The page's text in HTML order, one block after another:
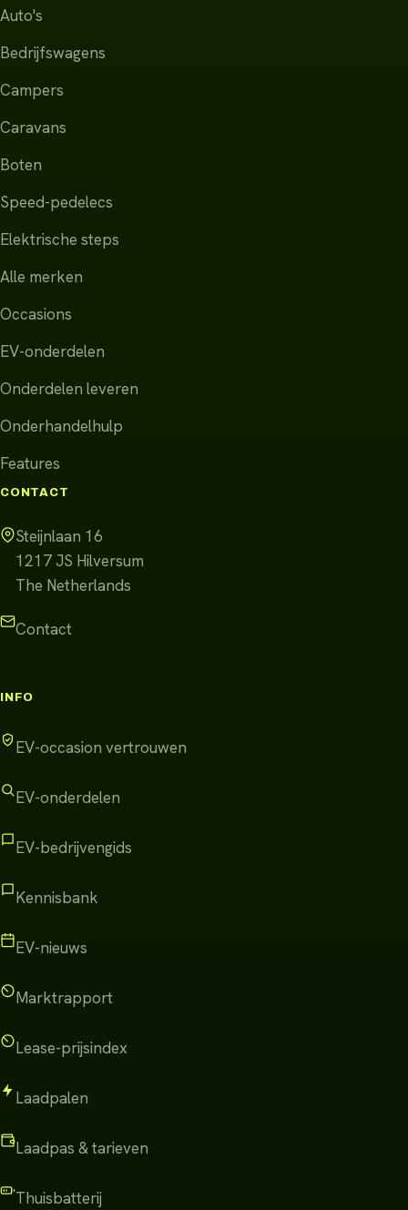
Auto's
Bedrijfswagens
Campers
Caravans
Boten
Speed-pedelecs
Elektrische steps
Alle merken
Occasions
EV-onderdelen
Onderdelen leveren
Onderhandelhulp
Features
CONTACT
Steijnlaan 16
1217 JS Hilversum
The Netherlands
Contact
INFO
EV-occasion vertrouwen
EV-onderdelen
EV-bedrijvengids
Kennisbank
EV-nieuws
Marktrapport
Lease-prijsindex
Laadpalen
Laadpas & tarieven
Thuisbatterij